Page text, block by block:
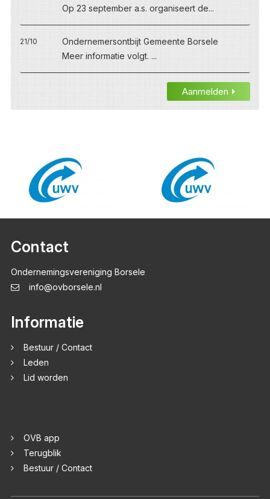
Op 23 september a.s. organiseert de...
21/10
Ondernemersontbijt Gemeente Borsele
Meer informatie volgt. ...
Aanmelden
Contact
Ondernemingsvereniging Borsele
info@ovborsele.nl
Informatie
Bestuur / Contact
Leden
Lid worden
OVB app
Terugblik
Bestuur / Contact